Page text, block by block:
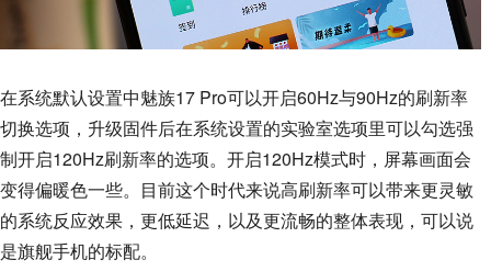
在系统默认设置中魅族17 Pro可以开启60Hz与90Hz的刷新率
切换选项，升级固件后在系统设置的实验室选项里可以勾选强
制开启120Hz刷新率的选项。开启120Hz模式时，屏幕画面会
变得偏暖色一些。目前这个时代来说高刷新率可以带来更灵敏
的系统反应效果，更低延迟，以及更流畅的整体表现，可以说
是旗舰手机的标配。